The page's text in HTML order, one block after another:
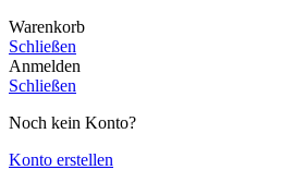
Warenkorb
Schließen
Anmelden
Schließen
Noch kein Konto?
Konto erstellen